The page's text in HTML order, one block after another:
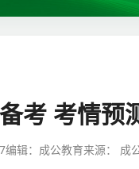
北京
内蒙古
职位表
面试补录
历年真题
表
录
题
北京
内蒙
职位表
面试补录
历年真题
考 考情预
编辑：成公教育来源： 成